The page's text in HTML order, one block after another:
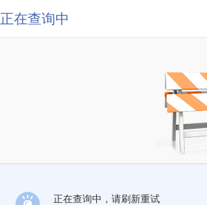
正在查询中
正在查询中，请刷新重试